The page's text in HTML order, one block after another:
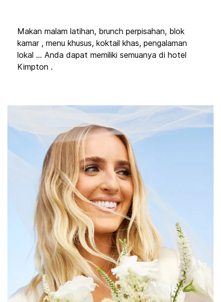
Makan malam latihan, brunch perpisahan, blok
kamar , menu khusus, koktail khas, pengalaman
lokal ... Anda dapat memiliki semuanya di hotel
Kimpton .